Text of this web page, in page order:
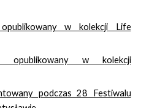
w kolekcji Life
opublikowany w kolekcji
podczas 28 Festiwalu